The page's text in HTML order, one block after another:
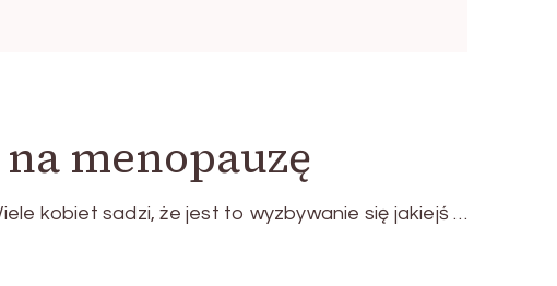
menopauzę
kobiet sadzi, że jest to wyzbywanie się jakiejś …